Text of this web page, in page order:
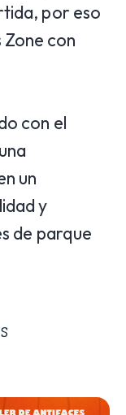
por eso
con
con el
un
y
de parque